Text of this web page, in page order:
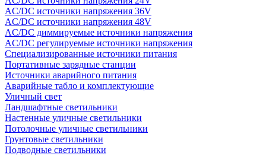
AC/DC источники напряжения 36V
AC/DC источники напряжения 48V
AC/DC диммируемые источники напряжения
AC/DC регулируемые источники напряжения
Специализированные источники питания
Портативные зарядные станции
Источники аварийного питания
Аварийные табло и комплектующие
Уличный свет
Ландшафтные светильники
Настенные уличные светильники
Потолочные уличные светильники
Грунтовые светильники
Подводные светильники